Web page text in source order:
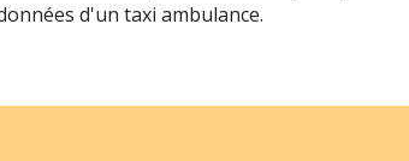
d'un taxi ambulance.